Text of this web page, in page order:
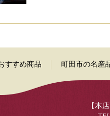
すすめ商品 町田市の名産
【本